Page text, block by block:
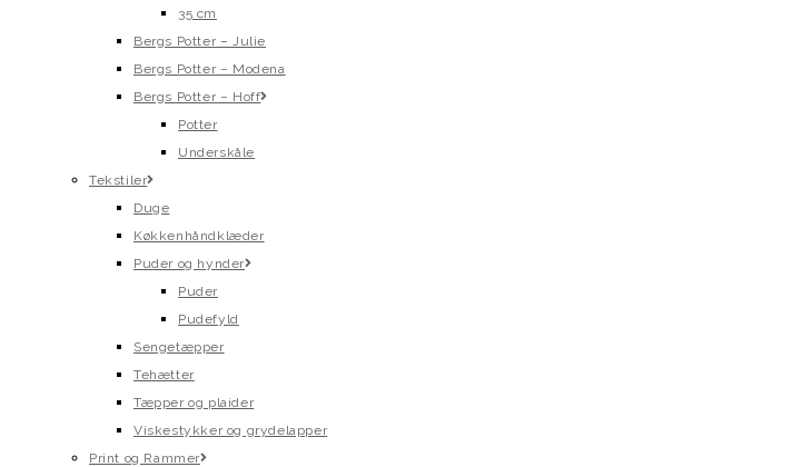
35 cm
Bergs Potter – Julie
Bergs Potter – Modena
Bergs Potter – Hoff
Potter
Underskåle
Tekstiler
Duge
Køkkenhåndklæder
Puder og hynder
Puder
Pudefyld
Sengetæpper
Tehætter
Tæpper og plaider
Viskestykker og grydelapper
Print og Rammer